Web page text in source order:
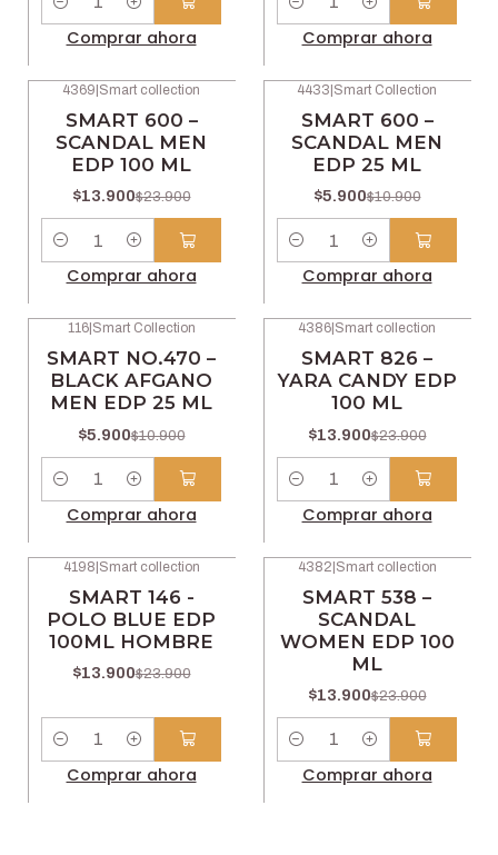
Cantidad
Comprar ahora
Cantidad
Comprar ahora
4369|Smart collection
SMART 600 –
SCANDAL MEN
EDP 100 ML
$13.900$23.900
Comprar ahora
4433|Smart Collection
SMART 600 –
SCANDAL MEN
EDP 25 ML
$5.900$10.900
Comprar ahora
116| Smart Collection
SMART NO.470 –
BLACK AFGANO
MEN EDP 25 ML
$5.900$10.900
Cantidad
Comprar ahora
4386 Smart collection
SMART 826 –
YARA CANDY EDP
100 ML
$13.900$23.900
Cantidad
Comprar ahora
4198|Smart collection
SMART 146 -
POLO BLUE EDP
100ML HOMBRE
$13.900$23.900
Cantidad
Comprar ahora
4382|Smart collection
SMART 538 –
SCANDAL
WOMEN EDP 100
ML
$13.900$23.900
Cantidad
Comprar ahora